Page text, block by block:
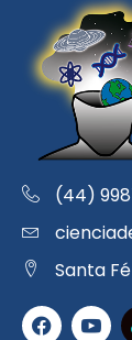
(44)
Santa